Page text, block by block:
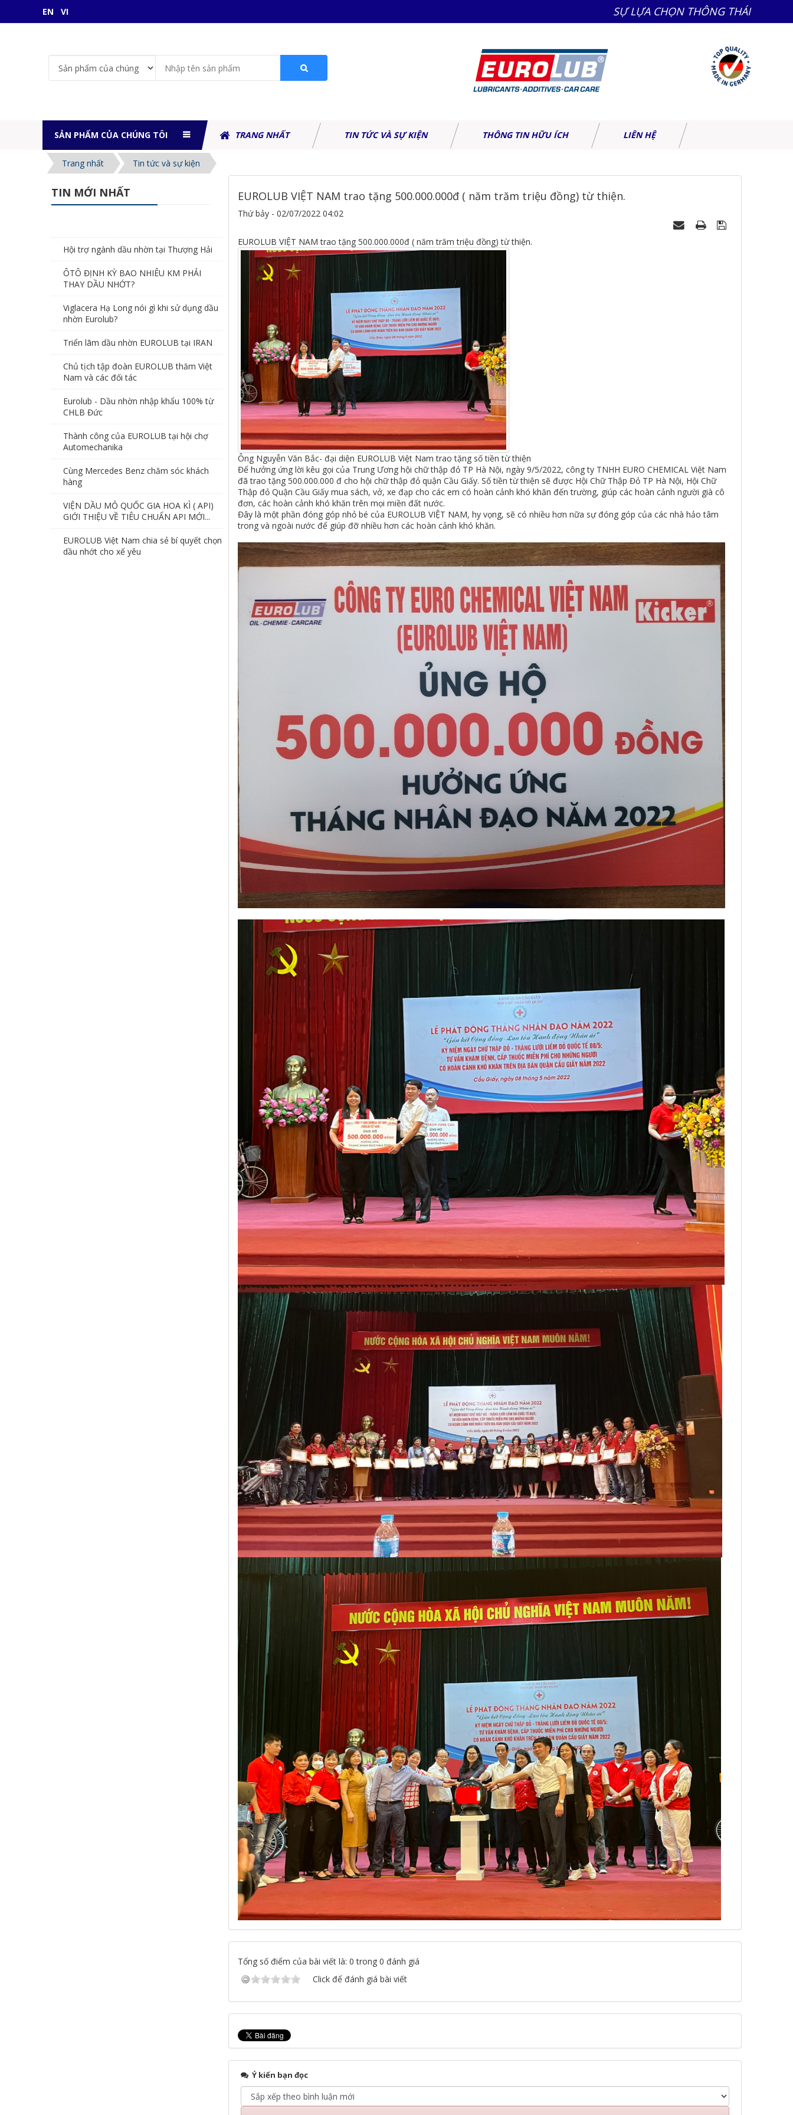
EN VI SỰ LỰA CHỌN THÔNG THÁI
SẢN PHẨM CỦA CHÚNG TÔI TRANG NHẤT TIN TỨC VÀ SỰ KIỆN THÔNG TIN HỮU ÍCH LIÊN HỆ
Trang nhất Tin tức và sự kiện
EUROLUB VIỆT NAM trao tặng 500.000.000đ ( năm trăm triệu đồng) từ thiện.
Thứ bảy - 02/07/2022 04:02
EUROLUB VIỆT NAM trao tặng 500.000.000đ ( năm trăm triệu đồng) từ thiện.
Ông Nguyễn Văn Bắc- đại diện EUROLUB Việt Nam trao tặng số tiền từ thiện
Để hưởng ứng lời kêu gọi của Trung Ương hội chữ thập đỏ TP Hà Nội, ngày 9/5/2022, công ty TNHH EURO CHEMICAL Việt Nam
đã trao tặng 500.000.000 đ cho hội chữ thập đỏ quận Cầu Giấy. Số tiền từ thiện sẽ được Hội Chữ Thập Đỏ TP Hà Nội, Hội Chữ
Thập đỏ Quận Cầu Giấy mua sách, vở, xe đạp cho các em có hoàn cảnh khó khăn đến trường, giúp các hoàn cảnh người già cô
đơn, các hoàn cảnh khó khăn trên mọi miền đất nước.
Đây là một phần đóng góp nhỏ bé của EUROLUB VIỆT NAM, hy vọng, sẽ có nhiều hơn nữa sự đóng góp của các nhà hảo tâm
trong và ngoài nước để giúp đỡ nhiều hơn các hoàn cảnh khó khăn.
Tổng số điểm của bài viết là: 0 trong 0 đánh giá
Click để đánh giá bài viết
Ý kiến bạn đọc
TIN MỚI NHẤT
Hội trợ ngành dầu nhờn tại Thượng Hải
ÔTÔ ĐỊNH KỲ BAO NHIÊU KM PHẢI
THAY DẦU NHỚT?
Viglacera Hạ Long nói gì khi sử dụng dầu
nhờn Eurolub?
Triển lãm dầu nhờn EUROLUB tại IRAN
Chủ tịch tập đoàn EUROLUB thăm Việt
Nam và các đối tác
Eurolub - Dầu nhờn nhập khẩu 100% từ
CHLB Đức
Thành công của EUROLUB tại hội chợ
Automechanika
Cùng Mercedes Benz chăm sóc khách
hàng
VIỆN DẦU MỎ QUỐC GIA HOA KÌ ( API)
GIỚI THIỆU VỀ TIÊU CHUẨN API MỚI...
EUROLUB Việt Nam chia sẻ bí quyết chọn
dầu nhớt cho xế yêu